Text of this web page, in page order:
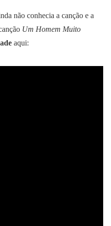
não conhecia a canção e a
Um Homem Muito
aqui: